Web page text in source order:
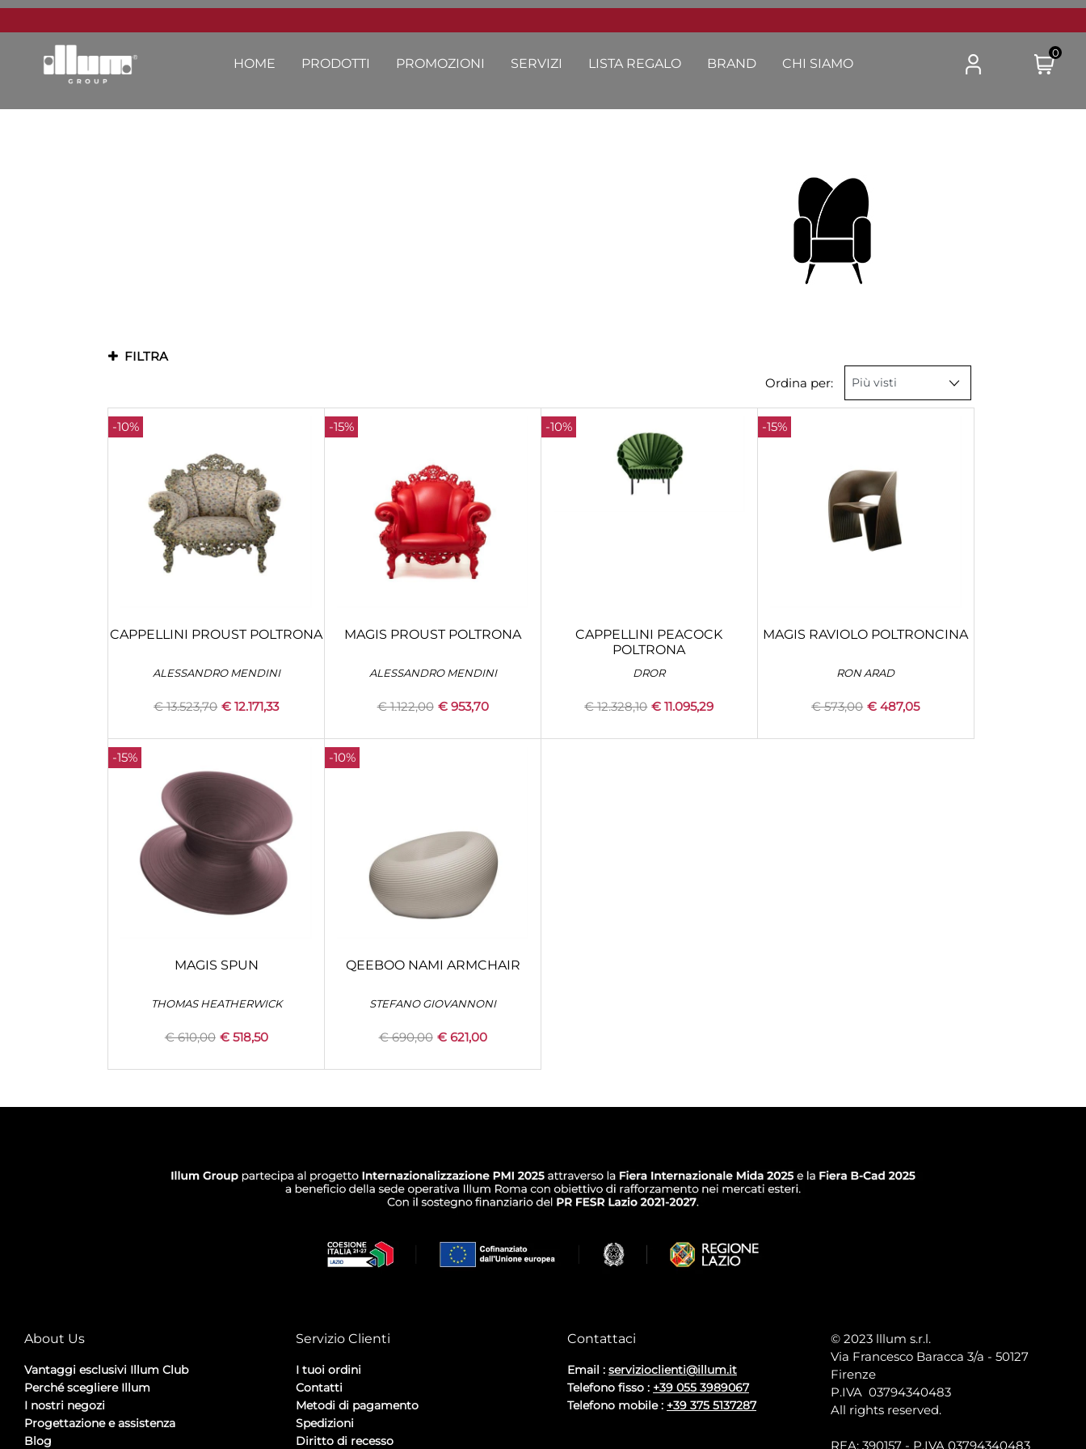
HOME PRODOTTI PROMOZIONI SERVIZI LISTA REGALO BRAND CHI SIAMO
0
FILTRA
Ordina per:
-10%
Quantity
CONFIGURA
CAPPELLINI PROUST POLTRONA
ALESSANDRO MENDINI
€ 13.523,70 € 12.171,33
-15%
Quantity
CONFIGURA
MAGIS PROUST POLTRONA
ALESSANDRO MENDINI
€ 1.122,00 € 953,70
-10%
Quantity
CONFIGURA
CAPPELLINI PEACOCK
POLTRONA
DROR
€ 12.328,10 € 11.095,29
-15%
Quantity
CONFIGURA
MAGIS RAVIOLO POLTRONCINA
RON ARAD
€ 573,00 € 487,05
-15%
Quantity
CONFIGURA
MAGIS SPUN
THOMAS HEATHERWICK
€ 610,00 € 518,50
-10%
Quantity
CONFIGURA
QEEBOO NAMI ARMCHAIR
STEFANO GIOVANNONI
€ 690,00 € 621,00
About Us
Vantaggi esclusivi Illum Club
Perché scegliere Illum
I nostri negozi
Progettazione e assistenza
Blog
Servizio Clienti
I tuoi ordini
Contatti
Metodi di pagamento
Spedizioni
Diritto di recesso
Contattaci
Email : servizioclienti@illum.it
Telefono fisso : +39 055 3989067
Telefono mobile : +39 375 5137287
© 2023 lllum s.r.l.
Via Francesco Baracca 3/a - 50127
Firenze
P.IVA 03794340483
All rights reserved.
REA: 390157 - P.IVA 03794340483